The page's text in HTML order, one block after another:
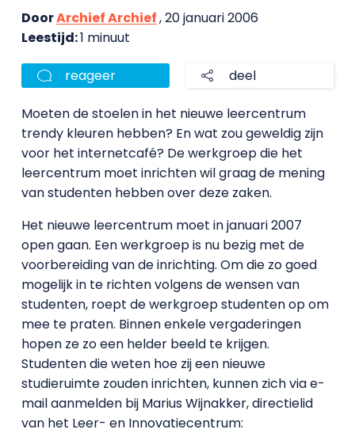
DoorArchief Archief, 20 januari 2006
Leestijd:1 minuut
reageer deel
Moeten de stoelen in het nieuwe leercentrum
trendy kleuren hebben? En wat zou geweldig zijn
voor het internetcafé? De werkgroep die het
leercentrum moet inrichten wil graag de mening
van studenten hebben over deze zaken.
Het nieuwe leercentrum moet in januari 2007
open gaan. Een werkgroep is nu bezig met de
voorbereiding van de inrichting. Om die zo goed
mogelijk in te richten volgens de wensen van
studenten, roept de werkgroep studenten op om
mee te praten. Binnen enkele vergaderingen
hopen ze zo een helder beeld te krijgen.
Studenten die weten hoe zij een nieuwe
studieruimte zouden inrichten, kunnen zich via e-
mail aanmelden bij Marius Wijnakker, directielid
van het Leer- en Innovatiecentrum: